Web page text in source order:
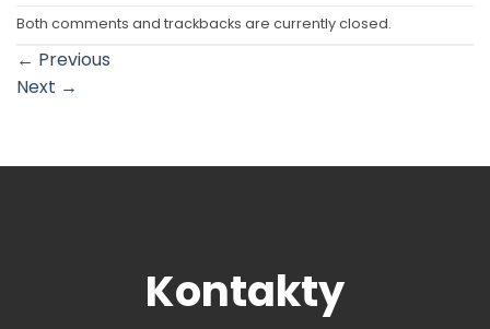
Both comments and trackbacks are currently closed.
← Previous
Next →
Kontakty